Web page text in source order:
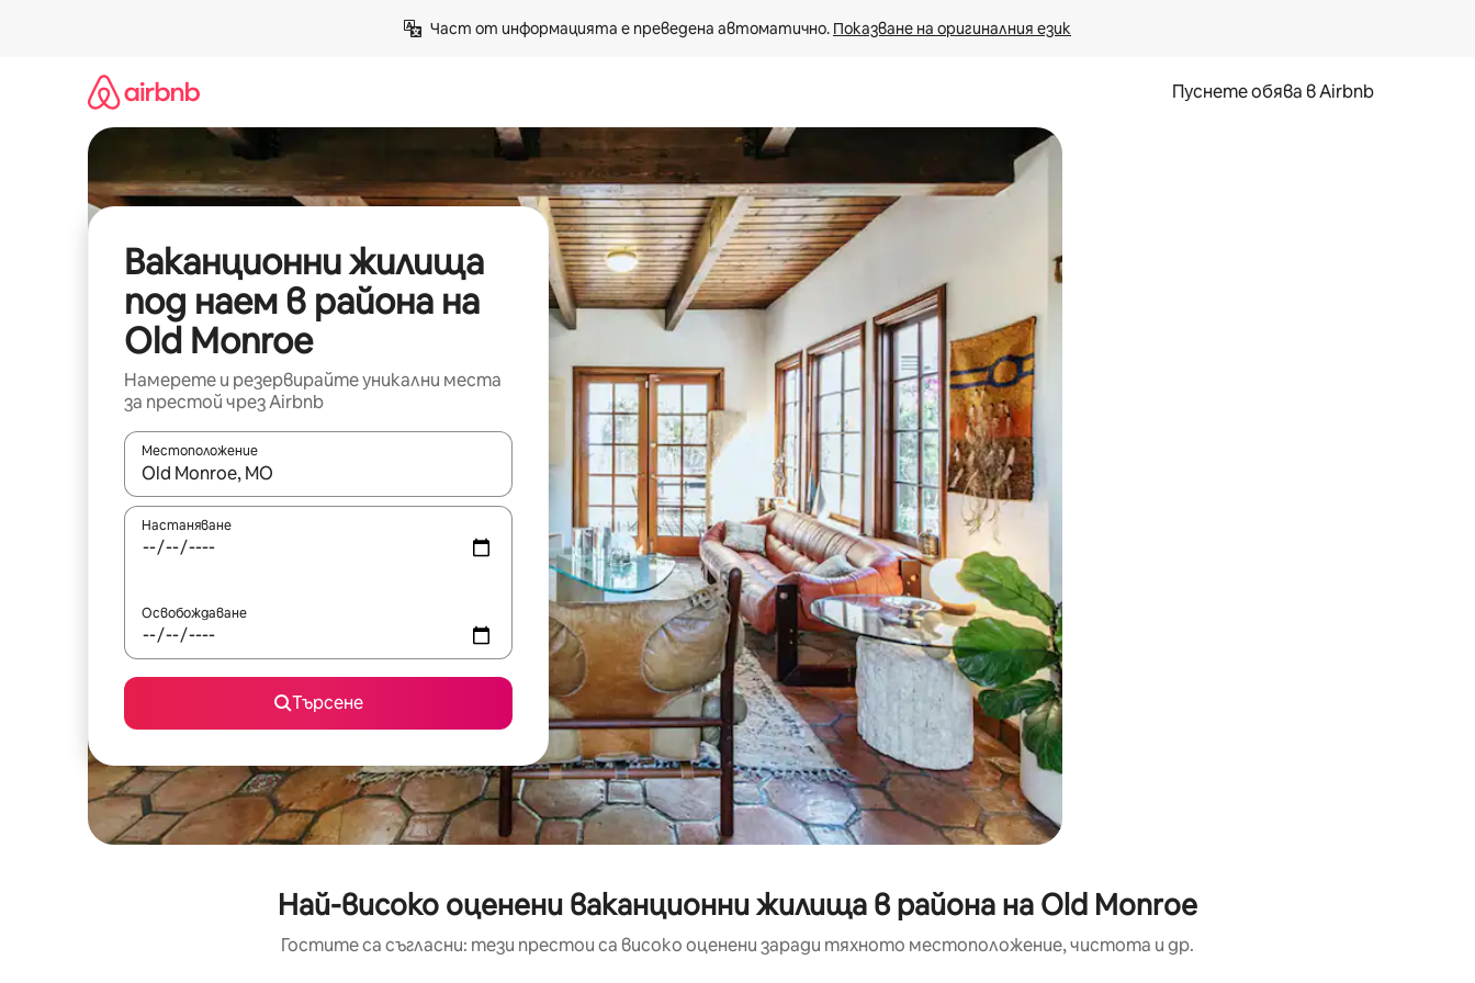
Част от информацията е преведена автоматично. Показване на оригиналния език
Пуснете обява в Airbnb
Ваканционни жилища
под наем в района на
Old Monroe
Намерете и резервирайте уникални места
за престой чрез Airbnb
Местоположение
Когато резултатите се покажат, използвайте клавишите със стрелки нагоре и надолу или навигирайте с докосване или плъзгане.
Настаняване
Освобождаване
Търсене
Най-високо оценени ваканционни жилища в района на Old Monroe
Гостите са съгласни: тези престои са високо оценени заради тяхното местоположение, чистота и др.